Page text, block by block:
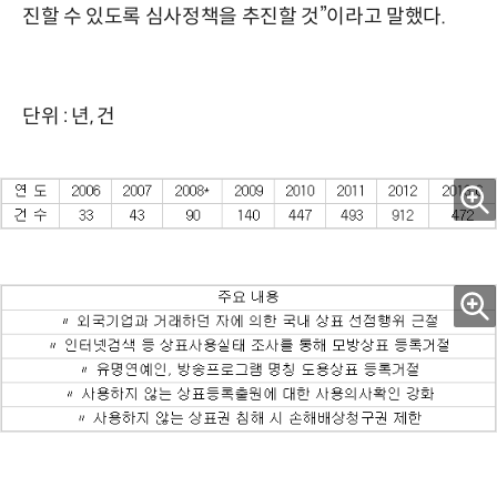
진할 수 있도록 심사정책을 추진할 것”이라고 말했다.
단위 : 년, 건